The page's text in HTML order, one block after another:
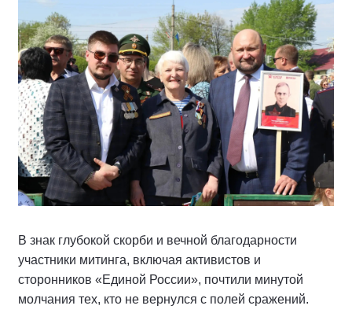
В знак глубокой скорби и вечной благодарности
участники митинга, включая активистов и
сторонников «Единой России», почтили минутой
молчания тех, кто не вернулся с полей сражений.